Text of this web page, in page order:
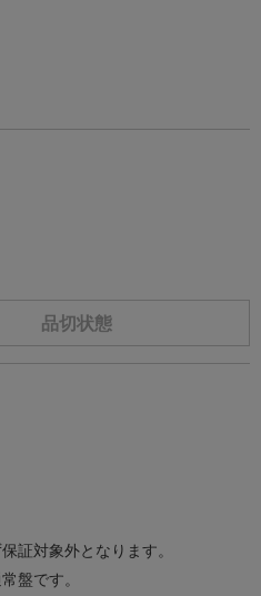
品切状態
証対象外となります。
盤です。